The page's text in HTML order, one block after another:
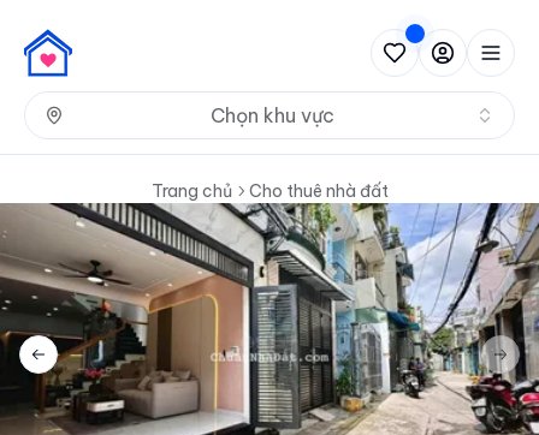
Chọn khu vực
Trang chủ Cho thuê nhà đất
Previous slide